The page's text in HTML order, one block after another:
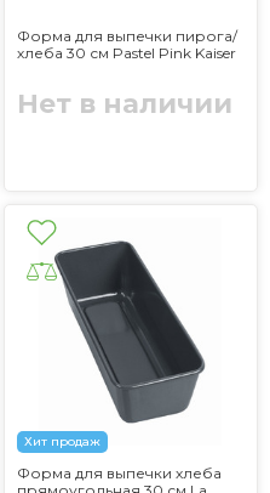
Форма для выпечки пирога/
хлеба 30 см Pastel Pink Kaiser
Нет в наличии
Хит продаж
Форма для выпечки хлеба